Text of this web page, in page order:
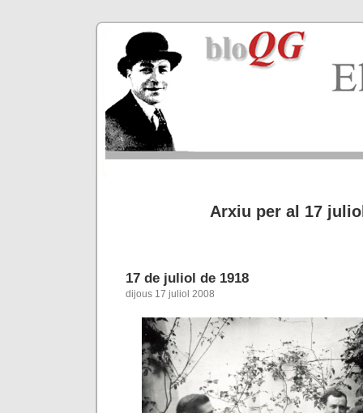
Arxiu per al 17
17 de juliol de 1918
dijous 17 juliol 2008